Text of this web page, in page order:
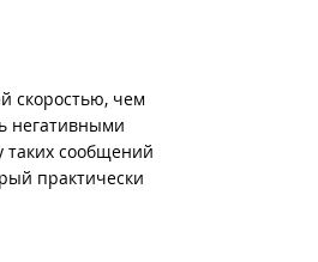
скоростью, чем
негативными
таких сообщений
практически